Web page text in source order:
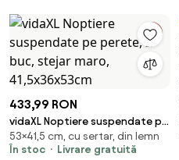
433,99 RON
vidaXL Noptiere suspendate pe
perete, 2 buc, stejar maro,
41,5x36x53cm
53×41,5 cm, cu sertar, din lemn
În stoc
Livrare gratuită